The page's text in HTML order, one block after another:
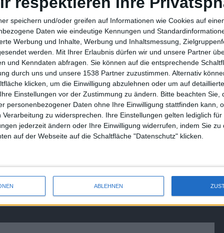
speichern und/oder greifen auf Informationen wie Cookies auf
Daten wie eindeutige Kennungen und
Werbung und Inhalte, Werbung und Inhaltsmessung,
werden.
Mit Ihrer Erlaubnis dürfen wir und unsere Partner
und Kenndaten abfragen. Sie können auf die entsprechende
durch uns und unsere 1538 Partner zuzustimmen. Alternativ
klicken, um die Einwilligung abzulehnen oder um auf
Einstellungen vor der Zustimmung zu ändern.
Bitte beachten Sie,
personenbezogener Daten ohne Ihre Einwilligung stattfinden kann,
Verarbeitung zu widersprechen. Ihre Einstellungen gelten lediglich
jederzeit ändern oder Ihre Einwilligung widerrufen, indem Sie zu
auf der Webseite auf die Schaltfläche "Datenschutz" klicken.
ABLEHNEN
sagen.
dass einer der umtriebigsten IT-Unternehmer unserer
Sean Parker, das Mojang-Team in seinem
um dort Party zu machen. Parker hat Interesse mit
von Parker aber ausgeschlagen haben, weil es
der erzielten Umsätze sicherlich nachvollziehbar,
Prey 2 - Steht der Ego-Shooter…